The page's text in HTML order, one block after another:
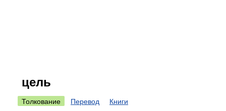
цель
Толкование Перевод Книги